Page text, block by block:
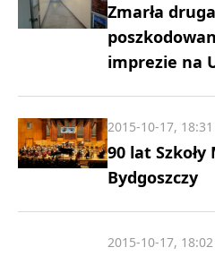
Zmarła
imprezie na
90 lat
Bydgoszczy
2015-10-17, 18:31
2015-10-17, 18:02